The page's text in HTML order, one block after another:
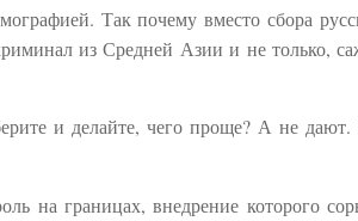
Так почему вместо сбора
из Средней Азии и не только,
и делайте, чего проще? А не
на границах, внедрение которого